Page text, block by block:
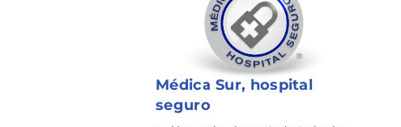
Médica Sur, hospital
seguro